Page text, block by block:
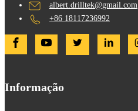
albert.drilltek@gmail.com
+86 18117236992
Informação